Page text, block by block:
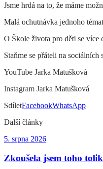
Jsme hrdá na to, že máme
Malá ochutnávka jednoho
O Škole života pro děti se více
Staňme se přáteli na
YouTube Jarka Matušková
Instagram Jarka Matušková
SdíletFacebookWhatsApp
Další články
5. srpna 2026
Zkoušela jsem toho